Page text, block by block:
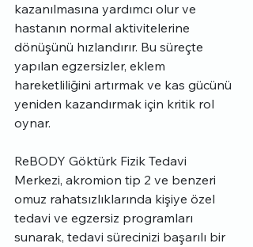
kazanılmasına yardımcı olur ve
hastanın normal aktivitelerine
dönüşünü hızlandırır. Bu süreçte
yapılan egzersizler, eklem
hareketliliğini artırmak ve kas gücünü
yeniden kazandırmak için kritik rol
oynar.
ReBODY Göktürk Fizik Tedavi
Merkezi, akromion tip 2 ve benzeri
omuz rahatsızlıklarında kişiye özel
tedavi ve egzersiz programları
sunarak, tedavi sürecinizi başarılı bir